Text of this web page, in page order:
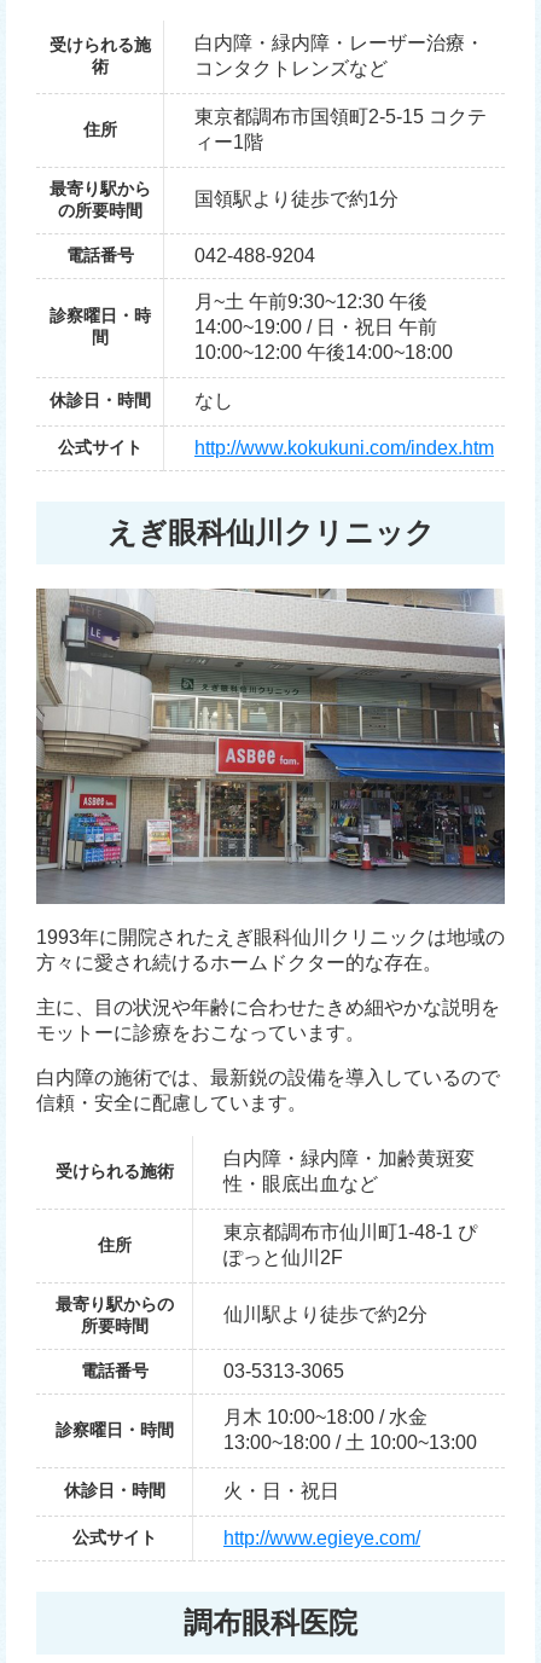
受けられる施
術
白内障・緑内障・レーザー治療・
コンタクトレンズなど
住所
東京都調布市国領町2-5-15 コクテ
ィー1階
最寄り駅から
の所要時間
国領駅より徒歩で約1分
電話番号 042-488-9204
診察曜日・時
間
月~土 午前9:30~12:30 午後
14:00~19:00 / 日・祝日 午前
10:00~12:00 午後14:00~18:00
休診日・時間 なし
公式サイト http://www.kokukuni.com/index.htm
えぎ眼科仙川クリニック
1993年に開院されたえぎ眼科仙川クリニックは地域の
方々に愛され続けるホームドクター的な存在。
主に、目の状況や年齢に合わせたきめ細やかな説明を
モットーに診療をおこなっています。
白内障の施術では、最新鋭の設備を導入しているので
信頼・安全に配慮しています。
受けられる施術
白内障・緑内障・加齢黄斑変
性・眼底出血など
住所
東京都調布市仙川町1-48-1 ぴ
ぽっと仙川2F
最寄り駅からの
所要時間
仙川駅より徒歩で約2分
電話番号 03-5313-3065
診察曜日・時間
月木 10:00~18:00 / 水金
13:00~18:00 / 土 10:00~13:00
休診日・時間 火・日・祝日
公式サイト http://www.egieye.com/
調布眼科医院